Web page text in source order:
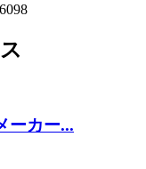
ーカー...